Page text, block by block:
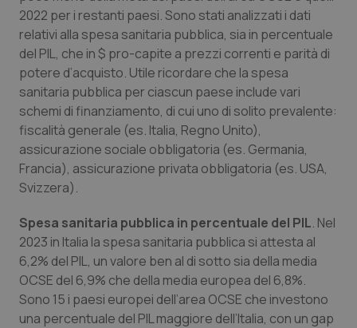
Salute orale & impianti
Sangue & coagulazione
Tiroide
Tumore al seno
Tumore ovarico
Tumori del Polmone & Testa Collo
Tumori gastrointestinali
Ulcera & Reflusso
2022 per i restanti paesi. Sono stati analizzati i dati
relativi alla spesa sanitaria pubblica, sia in percentuale
del PIL, che in $ pro-capite a prezzi correnti e parità di
potere d’acquisto. Utile ricordare che la spesa
sanitaria pubblica per ciascun paese include vari
schemi di finanziamento, di cui uno di solito prevalente:
fiscalità generale (es. Italia, Regno Unito),
assicurazione sociale obbligatoria (es. Germania,
Francia), assicurazione privata obbligatoria (es. USA,
Svizzera).
Spesa sanitaria pubblica in percentuale del PIL. Nel
2023 in Italia la spesa sanitaria pubblica si attesta al
6,2% del PIL, un valore ben al di sotto sia della media
OCSE del 6,9% che della media europea del 6,8%.
Sono 15 i paesi europei dell’area OCSE che investono
una percentuale del PIL maggiore dell’Italia, con un gap